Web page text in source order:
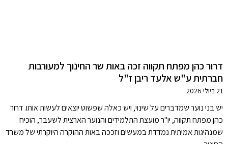
דרור כהן מפתח תקווה זכה באות שר החינוך למעורבות
חברתית ע"ש אלעד ריבן ז"ל
21 ביולי 2026
יש בני נוער שמדברים על שינוי, ויש כאלה שפשוט יוצאים לעשות אותו. דרור
כהן מפתח תקווה, יו"ר מועצת התלמידים והנוער הארצית לשעבר, הוכיח
שמנהיגות אמיתית נמדדת במעשים וזככה באות ההוקרה היוקרתי של משרד